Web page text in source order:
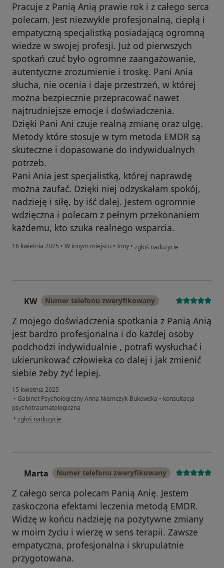
Pracuje z Panią Anią prawie rok i z całego serca
polecam. Jest niezwykle profesjonalną, ciepłą i
empatyczną specjalistką posiadającą ogromną
wiedze w swojej profesji. Już od pierwszych
spotkań czuć było ogromne zaangażowanie,
autentyczne zrozumienie i troskę. Pani Ania
słucha, nie ocenia i daje przestrzeń, w której
można bezpiecznie przepracować nawet
najtrudniejsze emocje i doświadczenia.
Dzięki Pani Ani czuje realną zmianę oraz ulgę.
Metody które stosuje w tym metoda EMDR są
skuteczne i dopasowane do indywidualnych
potrzeb.
Pani Ania jest specjalistką, której naprawdę
można zaufać. Dzięki niej odzyskałam spokój,
nadzieję i siłę, by iść dalej. Jestem ogromnie
wdzięczna i polecam z pełnym przekonaniem
każdemu, kto szuka realnego wsparcia.
16 kwietnia 2025 • W innym miejscu • Inny • w opinii użytkownika Agnieszka
zgłoś nadużycie
KW Numer telefonu zweryfikowany
Z mojego doświadczenia spotkania z Panią Anią
jest bardzo profesjonalna i do każdej osoby
podchodzi indywidualnie , potrafi wysłuchać i
ukierunkować człowieka co dalej i jak zmienić
siebie żeby żyć lepiej.
15 kwietnia 2025
• Gabinet Psychologiczny Anna Niemczyk-Bukowska • konsultacja
psychotraumatologiczna
• w opinii użytkownika KW
zgłoś nadużycie
Marta Numer telefonu zweryfikowany
Z całego serca polecam Panią Anię. Jestem
zaskoczona efektami leczenia metodą EMDR.
Widzę w końcu nadzieję na pozytywne zmiany
w moim życiu i wierzę w sens terapii. Zawsze
empatyczna, profesjonalna i skrupulatnie
przygotowana.